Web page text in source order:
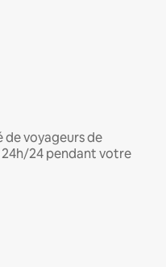
de voyageurs de
24 pendant votre